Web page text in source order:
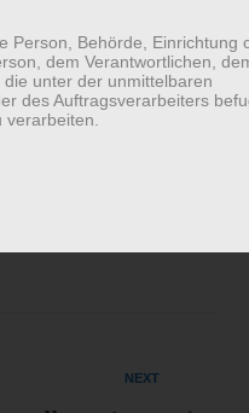
NEXT
Person, Behörde, Einrichtung
dem Verantwortlichen,
unter der unmittelbaren
des Auftragsverarbeiters
verarbeiten.
freiwillig für den
unmissverständlich
oder einer sonstigen
Datenschutzgesetze und